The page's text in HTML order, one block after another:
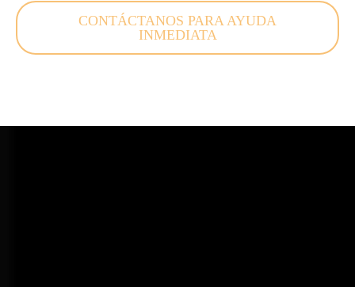
CONTÁCTANOS PARA AYUDA
INMEDIATA